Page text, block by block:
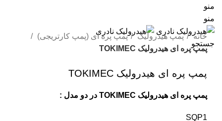
منو
منو
جستجو
خانه پمپ هیدرولیک
پمپ پره ای (پمپ کارتریجی)
پمپ پره ای هیدرولیک TOKIMEC
پمپ پره ای هیدرولیک TOKIMEC
پمپ پره ای هیدرولیک TOKIMEC در دو مدل :
SQP1